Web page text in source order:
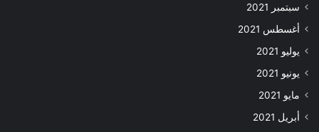
سبتمبر 2021
أغسطس 2021
يوليو 2021
يونيو 2021
مايو 2021
أبريل 2021